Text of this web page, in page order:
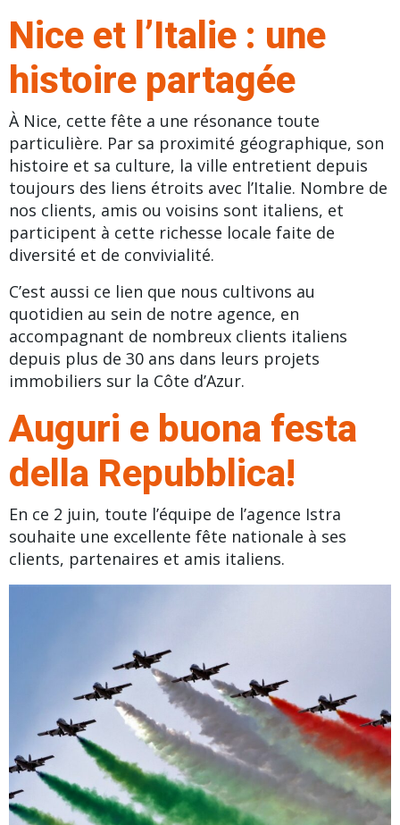
Nice et l’Italie : une
histoire partagée
À Nice, cette fête a une résonance toute
particulière. Par sa proximité géographique, son
histoire et sa culture, la ville entretient depuis
toujours des liens étroits avec l’Italie. Nombre de
nos clients, amis ou voisins sont italiens, et
participent à cette richesse locale faite de
diversité et de convivialité.
C’est aussi ce lien que nous cultivons au
quotidien au sein de notre agence, en
accompagnant de nombreux clients italiens
depuis plus de 30 ans dans leurs projets
immobiliers sur la Côte d’Azur.
Auguri e buona festa
della Repubblica!
En ce 2 juin, toute l’équipe de l’agence Istra
souhaite une excellente fête nationale à ses
clients, partenaires et amis italiens.